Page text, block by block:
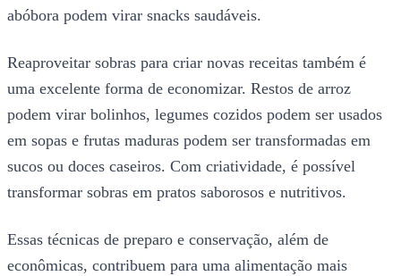
abóbora podem virar snacks saudáveis.
Reaproveitar sobras para criar novas receitas também é
uma excelente forma de economizar. Restos de arroz
podem virar bolinhos, legumes cozidos podem ser usados
em sopas e frutas maduras podem ser transformadas em
sucos ou doces caseiros. Com criatividade, é possível
transformar sobras em pratos saborosos e nutritivos.
Essas técnicas de preparo e conservação, além de
econômicas, contribuem para uma alimentação mais